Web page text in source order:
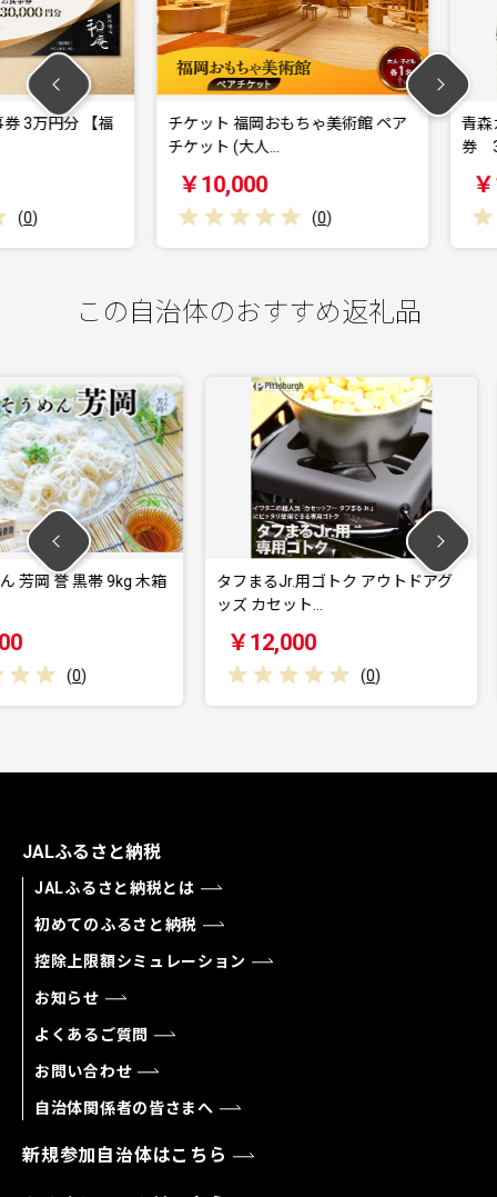
円分 【福
チケット 福岡おもちゃ美術館 ペア
チケット (大人…
￥10,000
(0)
青森カン
券
￥
この自治体のおすすめ返礼品
9kg 木箱
タフまるJr.用ゴトク アウトドアグ
ッズ カセット…
( 0)
印傳 二つ
JALふるさと納税
JALふるさと納税とは
初めてのふるさと納税
控除上限額シミュレーション
お知らせ
よくあるご質問
お問い合わせ
自治体関係者の皆さまへ
新規参加自治体はこちら